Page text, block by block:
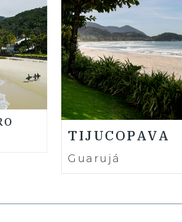
TIJUCOPAVA
Guarujá